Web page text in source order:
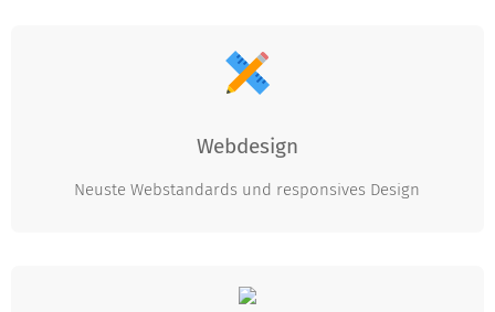
Webdesign
Neuste Webstandards und responsives Design